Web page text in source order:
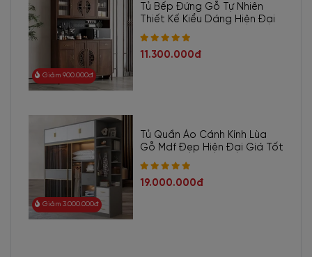
Giảm 900.000đ
Tủ Bếp Đứng Gỗ Tự Nhiên
Thiết Kế Kiểu Dáng Hiện Đại
11.300.000đ
Giảm 3.000.000đ
Tủ Quần Áo Cánh Kính Lùa
Gỗ Mdf Đẹp Hiện Đại Giá Tốt
19.000.000đ